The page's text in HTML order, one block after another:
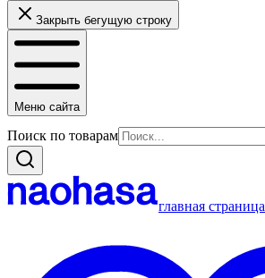
Закрыть бегущую строку
Меню сайта
Поиск по товарам
главная страница